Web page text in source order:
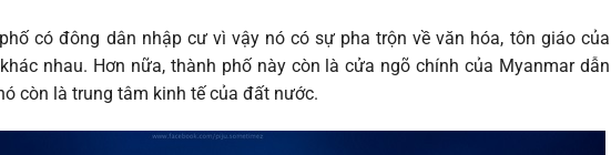
có đông dân nhập cư vì vậy nó có sự pha trộn về văn hóa, tôn giáo của
nhau. Hơn nữa, thành phố này còn là cửa ngõ chính của Myanmar dẫn
còn là trung tâm kinh tế của đất nước.